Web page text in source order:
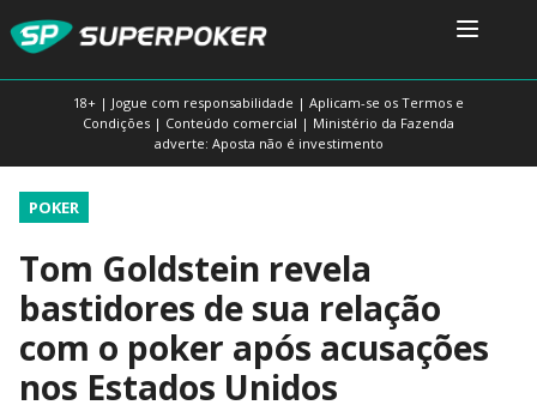
18+ | Jogue com responsabilidade | Aplicam-se os Termos e
Condições | Conteúdo comercial | Ministério da Fazenda
adverte: Aposta não é investimento
POKER
Tom Goldstein revela
bastidores de sua relação
com o poker após acusações
nos Estados Unidos